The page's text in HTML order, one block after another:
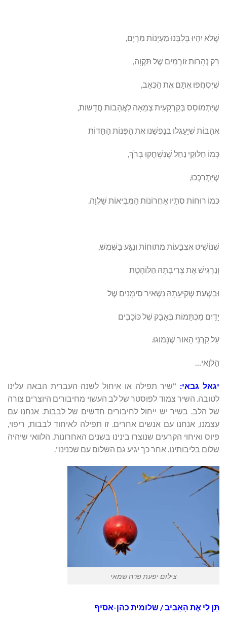
שֶׁלֹּא יִהְיוּ בְּלִבֵּנוּ מַעַיְנוֹת מִרְיָם,
רַק נְהָרוֹת זוֹרְמִים שֶׁל תִּקְוָה,
שֶׁיִּסְחֲפוּ אִתָּם אֶת הַכְּאֵב,
שֶׁיִּתְמוֹסֵס בְּקַרְקָעִית צְמֵאָה לַאֲהָבוֹת חֲדָשׁוֹת,
אֲהָבוֹת שֶׁיַּעַגְלוּ בְּנַפְשֵׁנוּ אֶת הַפִּנּוֹת הַחַדּוֹת
כְּמוֹ חַלּוּקֵי נַחַל שֶׁנִּשְׁחֲקוּ בְּרֹךְ,
שֶׁיִּתְרַכְּכוּ,
כְּמוֹ רוּחוֹת סְתָיו אַחֲרוֹנוֹת הַמְּבִיאוֹת שַׁלְוָה.
שֶׁנּוֹשִׁיט אֶצְבָּעוֹת מְתוּחוֹת וְנִגַּע בַּשֶּׁמֶשׁ,
וְנַרְגִּישׁ אֶת צְרִיבָתָהּ הַלּוֹהֶטֶת
וּבִשְׁעַת שְׁקִיעָתָהּ נַשְׁאִיר סִימָנִים שֶׁל
יָדַיִם מֻכְתָּמוֹת בְּאָבָק שֶׁל כּוֹכָבִים
עַל קַרְנֵי הָאוֹר שֶׁנָּמוֹגוּ.
הַלְוַאי…
יגאל גבאי: "שיר תפילה או איחול לשנה העברית הבאה עלינו
לטובה. השיר צמוד לפוסטר של לב העשוי מחיבורים היוצרים צורה
של הלב. בשיר יש ייחול לחיבורים חדשים של לבבות. אנחנו עם
עצמנו, אנחנו עם אנשים אחרים. זו תפילה לאיחוד לבבות, ריפוי,
פיוס ואיחוי הקרעים שנוצרו בינינו בשנים האחרונות. הלוואי שיהיה
שלום בליבותינו. אחר כך יגיע גם השלום עם שכנינו".
צילום יפעת פרח שמאי
תֵּן לִי אֶת הָאָבִיב / שלומית כהן-אסיף